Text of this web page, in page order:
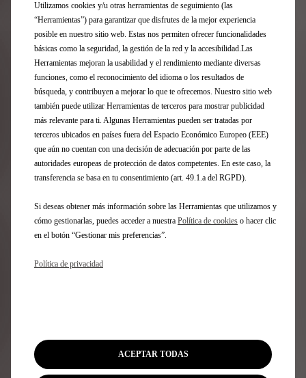
Preguntas frecuentes
¿CÓMO REALIZAR UN PEDIDO EN LÍNEA?
CONDICIONES GENERALES DE VENTA
DURACIÓN DE LA GARANTÍA
CUENTA DE CLIENTE Y GESTIÓN DE LOS
Utilizamos cookies y/u otras herramientas de seguimiento (las
“Herramientas”) para garantizar que disfrutes de la mejor experiencia
posible en nuestro sitio web. Estas nos permiten ofrecer funcionalidades
básicas como la seguridad, la gestión de la red y la accesibilidad.Las
Herramientas mejoran la usabilidad y el rendimiento mediante diversas
funciones, como el reconocimiento del idioma o los resultados de
búsqueda, y contribuyen a mejorar lo que te ofrecemos. Nuestro sitio web
también puede utilizar Herramientas de terceros para mostrar publicidad
más relevante para ti. Algunas Herramientas pueden ser tratadas por
terceros ubicados en países fuera del Espacio Económico Europeo (EEE)
que aún no cuentan con una decisión de adecuación por parte de las
autoridades europeas de protección de datos competentes. En este caso, la
transferencia se basa en tu consentimiento (art. 49.1.a del RGPD).
Si deseas obtener más información sobre las Herramientas que utilizamos y
cómo gestionarlas, puedes acceder a nuestra Política de cookies o hacer clic
en el botón “Gestionar mis preferencias”.
Política de privacidad
ACEPTAR TODAS